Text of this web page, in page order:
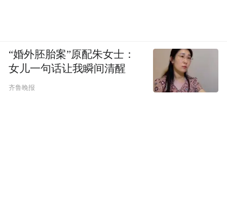
“婚外胚胎案”原配朱女士：
女儿一句话让我瞬间清醒
齐鲁晚报